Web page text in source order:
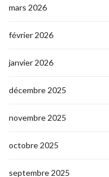
mars 2026
février 2026
janvier 2026
décembre 2025
novembre 2025
octobre 2025
septembre 2025